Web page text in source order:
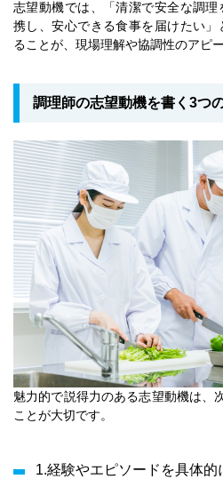
志望動機では、「清潔で安全な調
携し、安心できる食事を届けたい」
ることが、現場理解や協調性のアピ
調理師の志望動機を書く3つ
魅力的で説得力のある志望動機は、
ことが大切です。
1.経験やエピソードを具体的